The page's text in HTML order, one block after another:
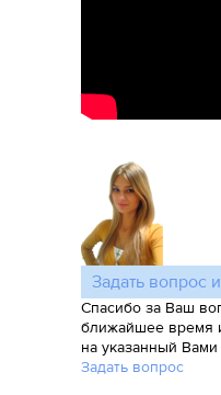
Задать вопрос
Спасибо за Ваш
ближайшее время
на указанный Вами
Задать вопрос